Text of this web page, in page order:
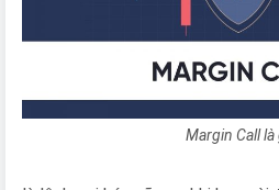
Margin Call là